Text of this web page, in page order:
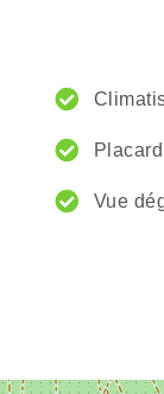
Placard
Vue